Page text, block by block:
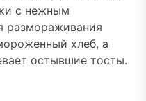
с нежным
размораживания
хлеб, а
остывшие тосты.